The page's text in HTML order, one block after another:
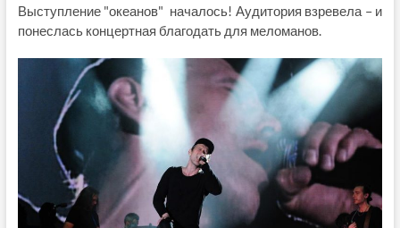
Выступление "океанов" началось! Аудитория взревела – и
понеслась концертная благодать для меломанов.